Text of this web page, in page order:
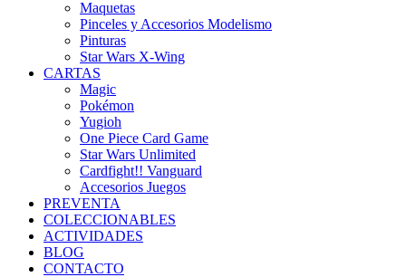
Maquetas
Pinceles y Accesorios Modelismo
Pinturas
Star Wars X-Wing
CARTAS
Magic
Pokémon
Yugioh
One Piece Card Game
Star Wars Unlimited
Cardfight!! Vanguard
Accesorios Juegos
PREVENTA
COLECCIONABLES
ACTIVIDADES
BLOG
CONTACTO